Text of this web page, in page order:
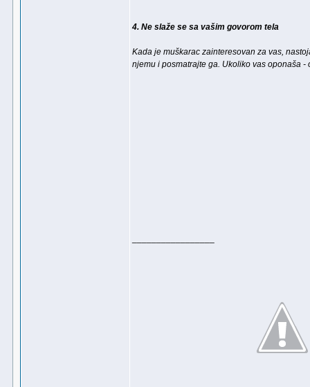
4. Ne slaže se sa vašim govorom tela
Kada je muškarac zainteresovan za vas,
njemu i posmatrajte ga. Ukoliko vas oponaša